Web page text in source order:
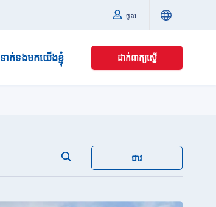
ចូល
ទាក់ទងមកយើងខ្ញុំ ដាក់ពាក្យស្នើ
ជាវ